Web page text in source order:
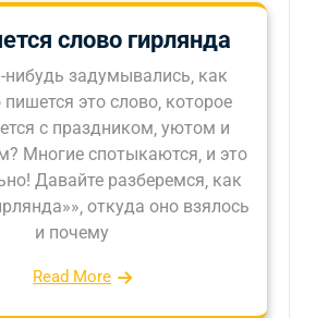
слово гирлянда
задумывались‚ как
это слово‚ которое
с праздником‚ уютом и
Многие спотыкаются‚ и это
Давайте разберемся‚ как
откуда оно взялось
и почему
Read More